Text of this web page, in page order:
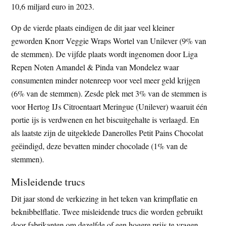
10,6 miljard euro in 2023.
Op de vierde plaats eindigen de dit jaar veel kleiner
geworden Knorr Veggie Wraps Wortel van Unilever (9% van
de stemmen). De vijfde plaats wordt ingenomen door Liga
Repen Noten Amandel & Pinda van Mondelez waar
consumenten minder notenreep voor veel meer geld krijgen
(6% van de stemmen). Zesde plek met 3% van de stemmen is
voor Hertog IJs Citroentaart Meringue (Unilever) waaruit één
portie ijs is verdwenen en het biscuitgehalte is verlaagd. En
als laatste zijn de uitgeklede Danerolles Petit Pains Chocolat
geëindigd, deze bevatten minder chocolade (1% van de
stemmen).
Misleidende trucs
Dit jaar stond de verkiezing in het teken van krimpflatie en
beknibbelflatie. Twee misleidende trucs die worden gebruikt